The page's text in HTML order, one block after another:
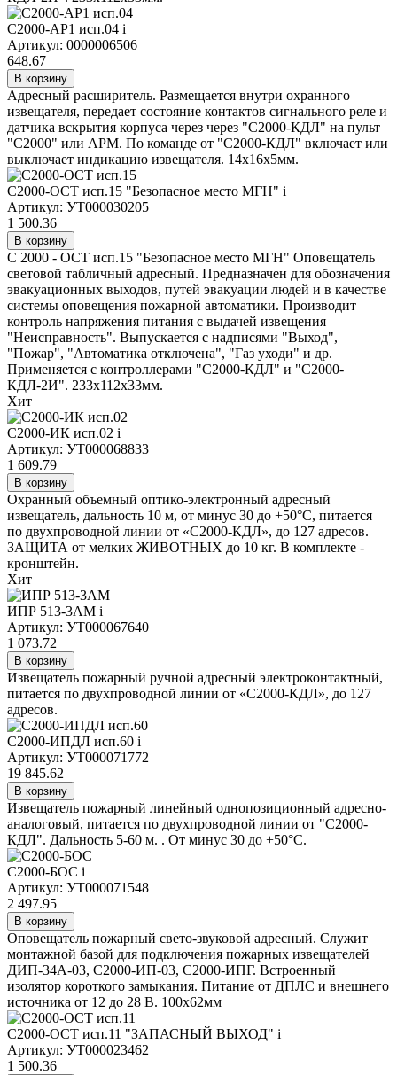
С2000-АР1 исп.04 i
Артикул: 0000006506
648.67
В корзину
Адресный расширитель. Размещается внутри охранного
извещателя, передает состояние контактов сигнального реле и
датчика вскрытия корпуса через через "С2000-КДЛ" на пульт
"С2000" или АРМ. По команде от "С2000-КДЛ" включает или
выключает индикацию извещателя. 14х16х5мм.
С2000-ОСТ исп.15 "Безопасное место МГН" i
Артикул: УТ000030205
1 500.36
В корзину
С 2000 - ОСТ исп.15 "Безопасное место МГН" Оповещатель
световой табличный адресный. Предназначен для обозначения
эвакуационных выходов, путей эвакуации людей и в качестве
системы оповещения пожарной автоматики. Производит
контроль напряжения питания с выдачей извещения
"Неисправность". Выпускается с надписями "Выход",
"Пожар", "Автоматика отключена", "Газ уходи" и др.
Применяется с контроллерами "С2000-КДЛ" и "С2000-
КДЛ-2И". 233х112х33мм.
Хит
С2000-ИК исп.02 i
Артикул: УТ000068833
1 609.79
В корзину
Охранный объемный оптико-электронный адресный
извещатель, дальность 10 м, от минус 30 до +50°С, питается
по двухпроводной линии от «С2000-КДЛ», до 127 адресов.
ЗАЩИТА от мелких ЖИВОТНЫХ до 10 кг. В комплекте -
кронштейн.
Хит
ИПР 513-3АМ i
Артикул: УТ000067640
1 073.72
В корзину
Извещатель пожарный ручной адресный электроконтактный,
питается по двухпроводной линии от «С2000-КДЛ», до 127
адресов.
С2000-ИПДЛ исп.60 i
Артикул: УТ000071772
19 845.62
В корзину
Извещатель пожарный линейный однопозиционный адресно-
аналоговый, питается по двухпроводной линии от "С2000-
КДЛ". Дальность 5-60 м. . От минус 30 до +50°С.
С2000-БОС i
Артикул: УТ000071548
2 497.95
В корзину
Оповещатель пожарный свето-звуковой адресный. Служит
монтажной базой для подключения пожарных извещателей
ДИП-34А-03, С2000-ИП-03, С2000-ИПГ. Встроенный
изолятор короткого замыкания. Питание от ДПЛС и внешнего
источника от 12 до 28 В. 100х62мм
С2000-ОСТ исп.11 "ЗАПАСНЫЙ ВЫХОД" i
Артикул: УТ000023462
1 500.36